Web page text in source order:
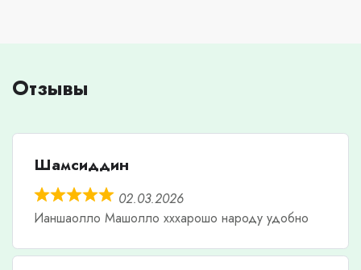
Отзывы
Шамсиддин
02.03.2026
Ианшаолло Машолло хххарошо народу удобно